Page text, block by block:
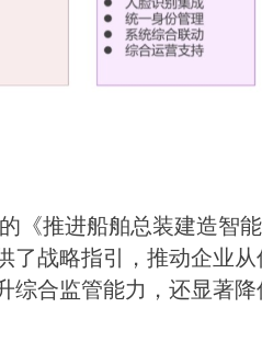
《推进船舶总装建造智
了战略指引，推动企业
合监管能力，还显著